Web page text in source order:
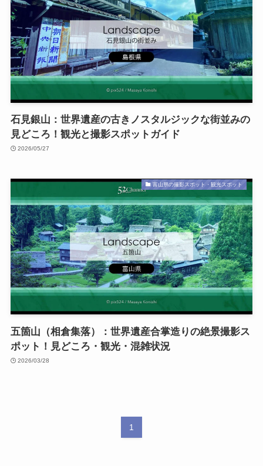
石見銀山：世界遺産の古きノスタルジックな街並みの
見どころ！観光と撮影スポットガイド
2026/05/27
富山県の撮影スポット・観光スポット
五箇山（相倉集落）：世界遺産合掌造りの絶景撮影ス
ポット！見どころ・観光・混雑状況
2026/03/28
1